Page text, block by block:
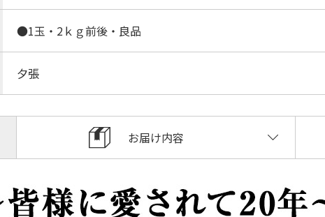
●1玉・2ｋｇ前後・良品
夕張
お届け内容